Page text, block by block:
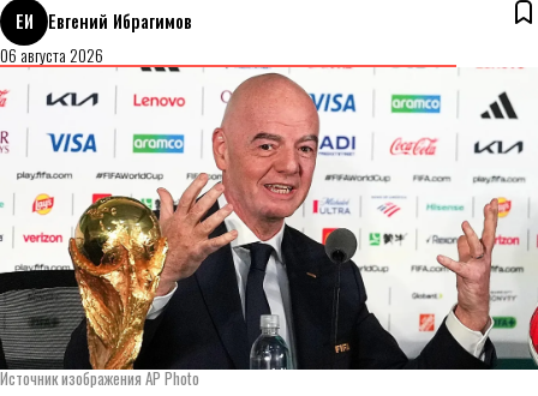
ЕИ
Евгений Ибрагимов
06 августа 2026
Источник изображения AP Photo